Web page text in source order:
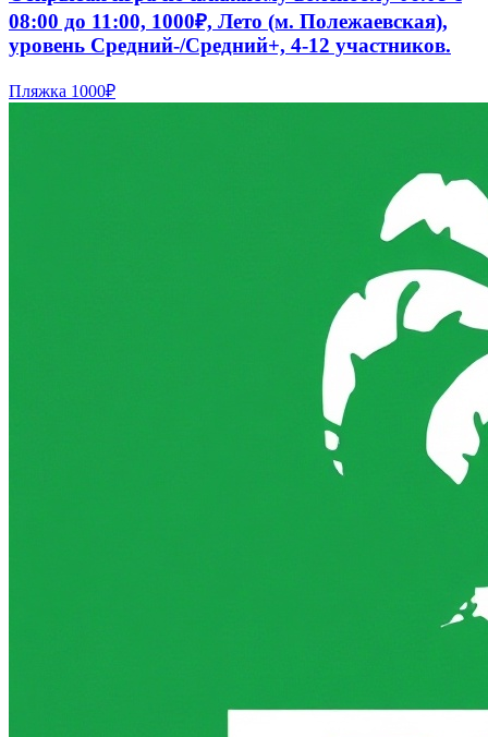
08:00 до 11:00, 1000₽, Лето (м. Полежаевская),
уровень Средний-/Средний+, 4-12 участников.
Пляжка 1000₽